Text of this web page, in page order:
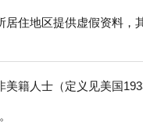
居住地区提供虚假资料
籍人士（定义见美国
HSTECH 恒生科技指数